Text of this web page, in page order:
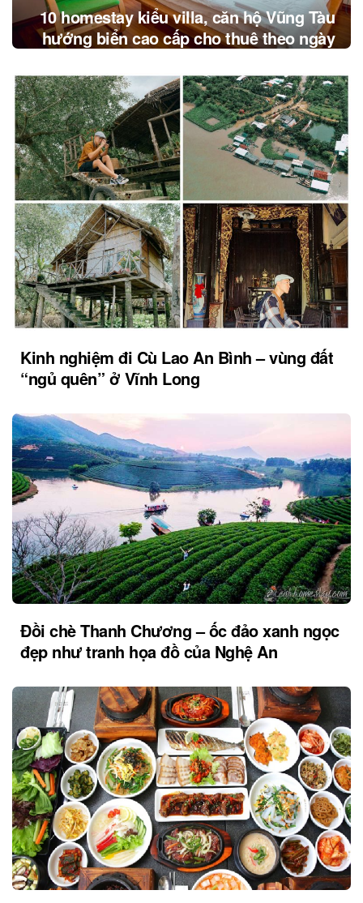
10 homestay kiểu villa, căn hộ Vũng Tàu
hướng biển cao cấp cho thuê theo ngày
Kinh nghiệm đi Cù Lao An Bình – vùng đất
“ngủ quên” ở Vĩnh Long
Đồi chè Thanh Chương – ốc đảo xanh ngọc
đẹp như tranh họa đồ của Nghệ An